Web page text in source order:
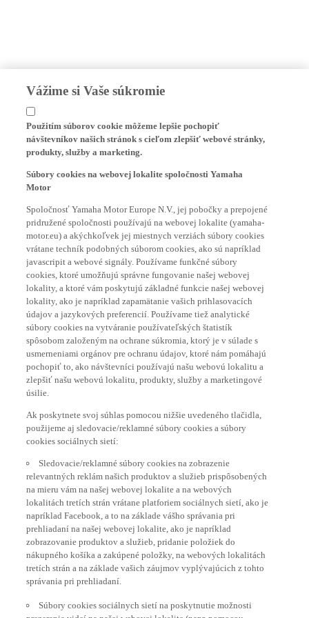
Vážime si Vaše súkromie
Použitím súborov cookie môžeme lepšie pochopiť
návštevníkov našich stránok s cieľom zlepšiť webové stránky,
produkty, služby a marketing.
Súbory cookies na webovej lokalite spoločnosti Yamaha
Motor
Spoločnosť Yamaha Motor Europe N.V., jej pobočky a prepojené
pridružené spoločnosti používajú na webovej lokalite (yamaha-
motor.eu) a akýchkoľvek jej miestnych verziách súbory cookies
vrátane techník podobných súborom cookies, ako sú napríklad
javascripit a webové signály. Používame funkčné súbory
cookies, ktoré umožňujú správne fungovanie našej webovej
lokality, a ktoré vám poskytujú základné funkcie našej webovej
lokality, ako je napríklad zapamätanie vašich prihlasovacích
údajov a jazykových preferencií. Používame tiež analytické
súbory cookies na vytváranie používateľských štatistík
spôsobom založeným na ochrane súkromia, ktorý je v súlade s
usmerneniami orgánov pre ochranu údajov, ktoré nám pomáhajú
pochopiť to, ako návštevníci používajú našu webovú lokalitu a
zlepšiť našu webovú lokalitu, produkty, služby a marketingové
úsilie.
Ak poskytnete svoj súhlas pomocou nižšie uvedeného tlačidla,
použijeme aj sledovacie/reklamné súbory cookies a súbory
cookies sociálnych sietí:
Sledovacie/reklamné súbory cookies na zobrazenie
relevantných reklám našich produktov a služieb prispôsobených
na mieru vám na našej webovej lokalite a na webových
lokalitách tretích strán vrátane platforiem sociálnych sietí, ako je
napríklad Facebook, a to na základe vášho správania pri
prehliadaní na našej webovej lokalite, ako je napríklad
zobrazovanie produktov a služieb, pridanie položiek do
nákupného košíka a zakúpené položky, na webových lokalitách
tretích strán a na základe vašich záujmov vyplývajúcich z tohto
správania pri prehliadaní.
Súbory cookies sociálnych sietí na poskytnutie možnosti
prezerania videí na našej webovej lokalite (napr. pomocou